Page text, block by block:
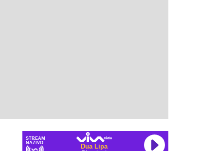
STREAM
NAŽIVO
Dua Lipa